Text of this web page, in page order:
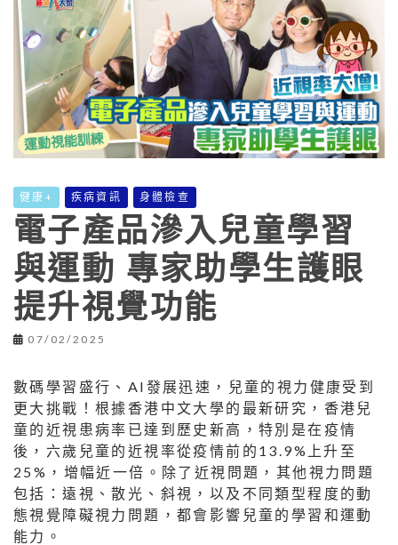
健康+ 疾病資訊 身體檢查
電子產品滲入兒童學習
與運動 專家助學生護眼
提升視覺功能
07/02/2025
數碼學習盛行、AI發展迅速，兒童的視力健康受到
更大挑戰！根據香港中文大學的最新研究，香港兒
童的近視患病率已達到歷史新高，特別是在疫情
後，六歲兒童的近視率從疫情前的13.9%上升至
25%，增幅近一倍。除了近視問題，其他視力問題
包括：遠視、散光、斜視，以及不同類型程度的動
態視覺障礙視力問題，都會影響兒童的學習和運動
能力。